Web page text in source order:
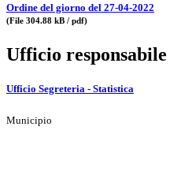
Ordine del giorno del 27-04-2022
(File 304.88 kB / pdf)
Ufficio
Ufficio Segreteria - Statistica
Municipio